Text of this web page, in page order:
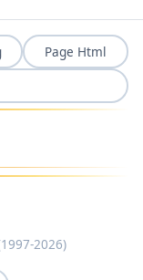
Page Html
2026)